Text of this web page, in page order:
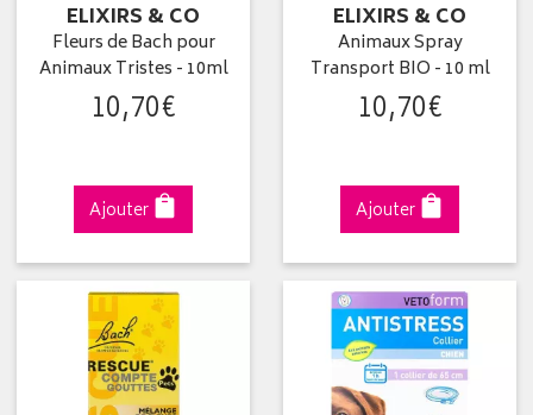
ELIXIRS & CO
Fleurs de Bach pour
Animaux Tristes - 10ml
10,70€
Ajouter
ELIXIRS & CO
Animaux Spray
Transport BIO - 10 ml
10,70€
Ajouter